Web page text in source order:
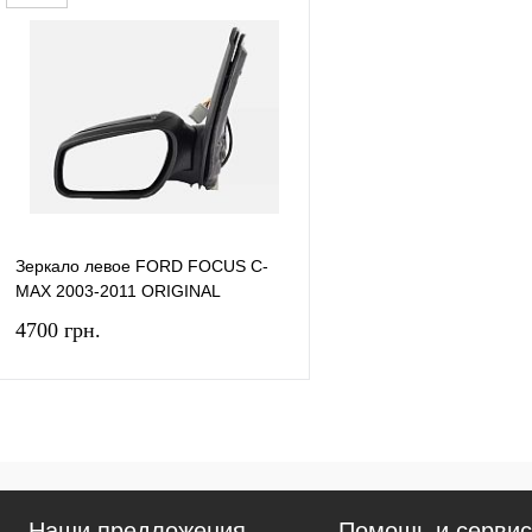
Зеркало левое FORD FOCUS C-
MAX 2003-2011 ORIGINAL
4700 грн.
Купить в 1 клик Сравнение